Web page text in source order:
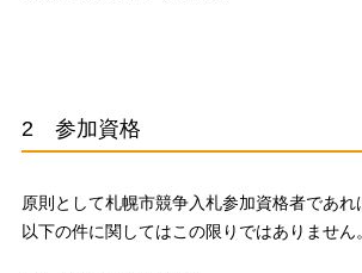
2 参加資格
原則として札幌市競争入札参加資格者であれ
以下の件に関してはこの限りではありません。